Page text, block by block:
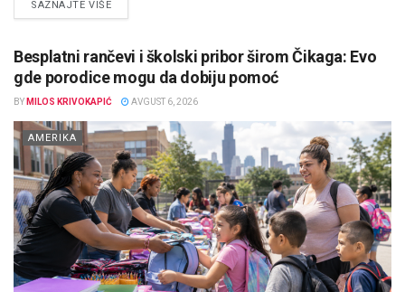
SAZNAJTE VIŠEDETAILS
Besplatni rančevi i školski pribor širom Čikaga: Evo
gde porodice mogu da dobiju pomoć
BY MILOS KRIVOKAPIĆ AVGUST 6, 2026
AMERIKA